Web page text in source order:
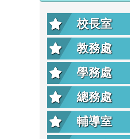
校長室
教務處
學務處
總務處
輔導室